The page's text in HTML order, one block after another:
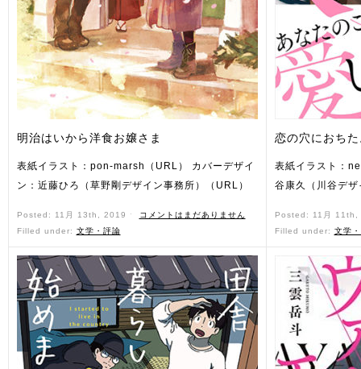
明治はいから洋食お嬢さま
表紙イラスト：pon-marsh（URL） カバーデザイ
ン：近藤ひろ（草野剛デザイン事務所）（URL）
Posted: 11月 13th, 2019 ˑ
コメントはまだありません
Filled under: 文学・評論
恋の穴におち
表紙イラスト：
谷康久（川谷デ
Posted: 11月
Filled under: 文学